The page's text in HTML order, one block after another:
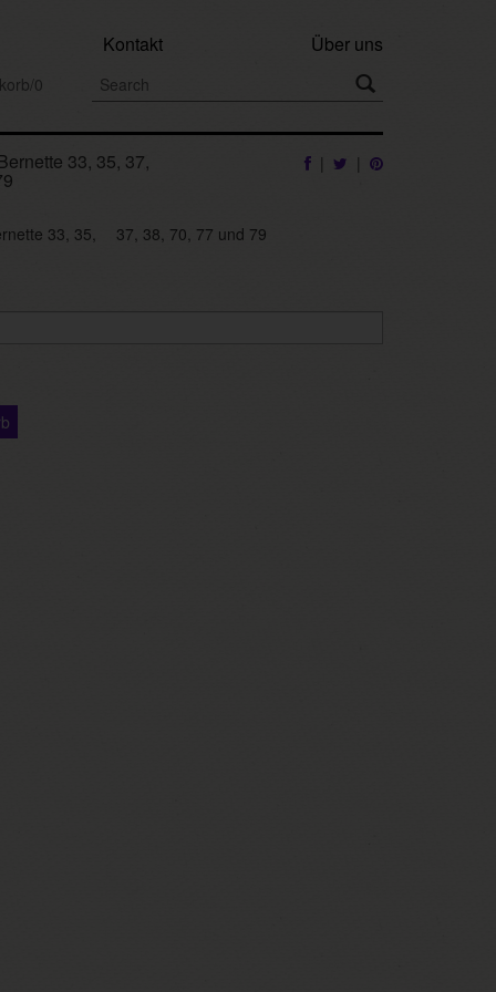
Kontakt Über uns
0
33, 35, 37, | |
33, 35, 37, 38, 70, 77 und 79